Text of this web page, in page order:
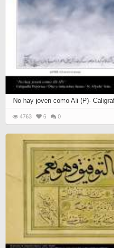
No hay joven como Ali (P)-
4763 6 0